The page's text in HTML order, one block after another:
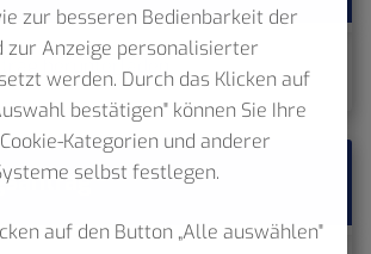
herunterladen
zur besseren Bedienbarkeit der
zur Anzeige personalisierter
werden. Durch das Klicken auf
bestätigen" können Sie Ihre
Kategorien und anderer
selbst festlegen.
auf den Button „Alle auswählen"